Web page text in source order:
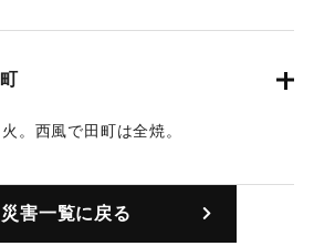
。西風で田町は全焼。
災害一覧に戻る